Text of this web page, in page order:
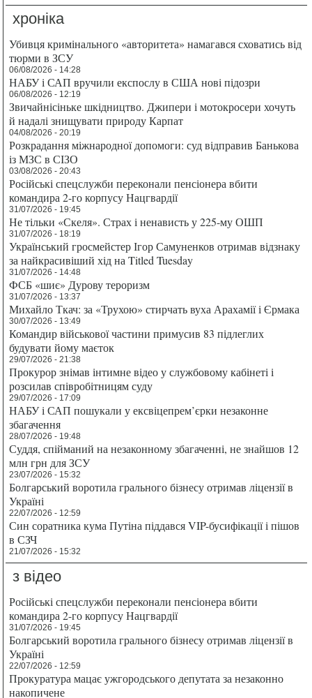
хроніка
Убивця кримінального «авторитета» намагався сховатись від
тюрми в ЗСУ
06/08/2026 - 14:28
НАБУ і САП вручили експослу в США нові підозри
06/08/2026 - 12:19
Звичайнісіньке шкідництво. Джипери і мотокросери хочуть
й надалі знищувати природу Карпат
04/08/2026 - 20:19
Розкрадання міжнародної допомоги: суд відправив Банькова
із МЗС в СІЗО
03/08/2026 - 20:43
Російські спецслужби переконали пенсіонера вбити
командира 2-го корпусу Нацгвардії
31/07/2026 - 19:45
Не тільки «Скеля». Страх і ненависть у 225-му ОШП
31/07/2026 - 18:19
Український гросмейстер Ігор Самуненков отримав відзнаку
за найкрасивіший хід на Titled Tuesday
31/07/2026 - 14:48
ФСБ «шиє» Дурову тероризм
31/07/2026 - 13:37
Михайло Ткач: за «Трухою» стирчать вуха Арахамії і Єрмака
30/07/2026 - 13:49
Командир військової частини примусив 83 підлеглих
будувати йому маєток
29/07/2026 - 21:38
Прокурор знімав інтимне відео у службовому кабінеті і
розсилав співробітницям суду
29/07/2026 - 17:09
НАБУ і САП пошукали у ексвіцепрем’єрки незаконне
збагачення
28/07/2026 - 19:48
Суддя, спійманий на незаконному збагаченні, не знайшов 12
млн грн для ЗСУ
23/07/2026 - 15:32
Болгарський воротила грального бізнесу отримав ліцензії в
Україні
22/07/2026 - 12:59
Син соратника кума Путіна піддався VIP-бусифікації і пішов
в СЗЧ
21/07/2026 - 15:32
з відео
Російські спецслужби переконали пенсіонера вбити
командира 2-го корпусу Нацгвардії
31/07/2026 - 19:45
Болгарський воротила грального бізнесу отримав ліцензії в
Україні
22/07/2026 - 12:59
Прокуратура мацає ужгородського депутата за незаконно
накопичене